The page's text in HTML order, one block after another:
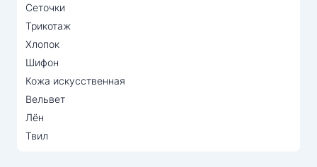
Сеточки
Трикотаж
Хлопок
Шифон
Кожа искусственная
Вельвет
Лён
Твил